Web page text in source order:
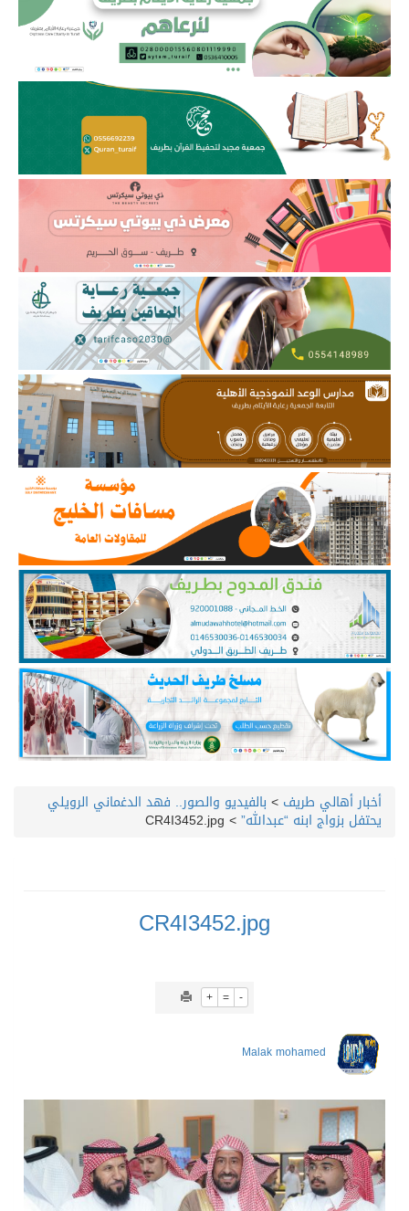
أخبار أهالي طريف > بالفيديو والصور.. فهد الدغماني الرويلي
يحتفل بزواج ابنه “عبدالله”>
CR4I3452.jpg
CR4I3452.jpg
+ = -
Malak mohamed